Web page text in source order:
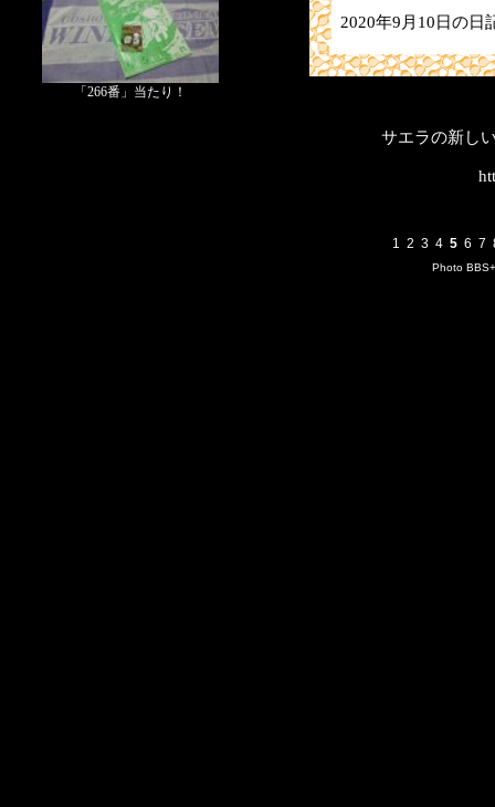
「266番」当たり！
2020年9月10日の日
サエラの新し
1 2 3 4 5 6 7
Photo BBS+